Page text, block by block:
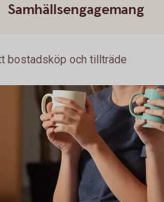
Samhällsengagemang
bostadsköp och tillträde